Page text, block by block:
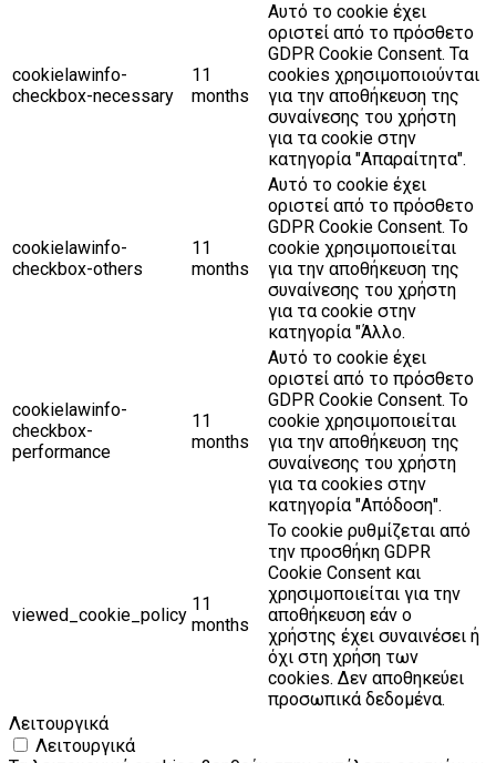
cookielawinfo-
checkbox-necessary
11
months
Αυτό το cookie έχει
οριστεί από το πρόσθετο
GDPR Cookie Consent. Τα
cookies χρησιμοποιούνται
για την αποθήκευση της
συναίνεσης του χρήστη
για τα cookie στην
κατηγορία "Απαραίτητα".
cookielawinfo-
checkbox-others
11
months
Αυτό το cookie έχει
οριστεί από το πρόσθετο
GDPR Cookie Consent. Το
cookie χρησιμοποιείται
για την αποθήκευση της
συναίνεσης του χρήστη
για τα cookie στην
κατηγορία "Άλλο.
cookielawinfo-
checkbox-
performance
11
months
Αυτό το cookie έχει
οριστεί από το πρόσθετο
GDPR Cookie Consent. Το
cookie χρησιμοποιείται
για την αποθήκευση της
συναίνεσης του χρήστη
για τα cookies στην
κατηγορία "Απόδοση".
viewed_cookie_policy
11
months
Το cookie ρυθμίζεται από
την προσθήκη GDPR
Cookie Consent και
χρησιμοποιείται για την
αποθήκευση εάν ο
χρήστης έχει συναινέσει ή
όχι στη χρήση των
cookies. Δεν αποθηκεύει
προσωπικά δεδομένα.
Λειτουργικά
Λειτουργικά